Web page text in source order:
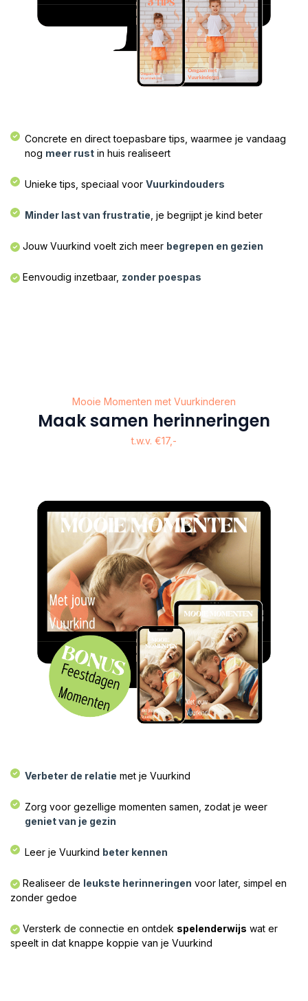
Concrete en direct toepasbare tips, waarmee je vandaag
nog meer rust in huis realiseert
Unieke tips, speciaal voor Vuurkindouders
Minder last van frustratie , je begrijpt je kind beter​
Jouw Vuurkind voelt zich meer begrepen en gezien
Eenvoudig inzetbaar, zonder poespas
Mooie Momenten met Vuurkinderen
Maak samen herinneringen​
t.w.v. €17,-
Verbeter de relatie met je Vuurkind​
Zorg voor gezellige momenten samen, zodat je weer
geniet van je gezin
Leer je Vuurkind beter kennen
Realiseer de leukste herinneringen voor later, simpel en
zonder gedoe​
Versterk de connectie en ontdek spelenderwijs wat er
speelt in dat knappe koppie van je Vuurkind​​